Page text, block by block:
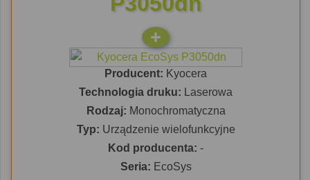
Producent: Kyocera
Technologia druku: Laserowa
Rodzaj: Monochromatyczna
Typ: Urządzenie wielofunkcyjne
Kod producenta: -
Seria: EcoSys